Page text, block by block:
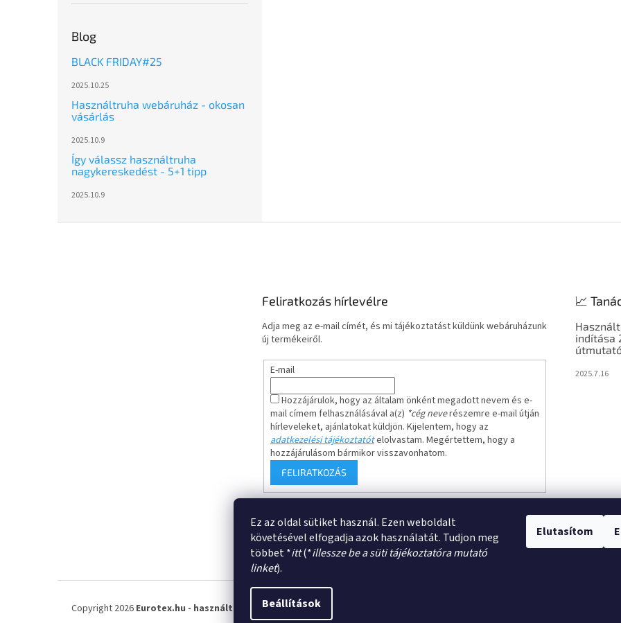
Ez az oldal sütiket használ. Ezen weboldalt
követésével elfogadja azok használatát. Tudjon meg
többet *itt(*illessze be a süti tájékoztatóra mutató
linket).
Beállítások
Elutasítom
Blog
BLACK FRIDAY#25
2025.10.25
Használtruha webáruház - okosan
vásárlás
2025.10.9
Így válassz használtruha
nagykereskedést - 5+1 tipp
2025.10.9
Feliratkozás hírlevélre
Adja meg az e-mail címét, és mi tájékoztatást küldünk webáruházunk
új termékeiről.
E-mail
Hozzájárulok, hogy az általam önként megadott nevem és e-
mail címem felhasználásával a(z) *cég neverészemre e-mail útján
hírleveleket, ajánlatokat küldjön. Kijelentem, hogy az
adatkezelési tájékoztatótelolvastam. Megértettem, hogy a
hozzájárulásom bármikor visszavonhatom.
FELIRATKOZÁS
📈
indítása
2025.7.16
Általános szerződési feltételek(ÁSZF) Adatkezelési Tájékoztató Rendelésem
Copyright 2026 Eurotex.hu - használtruha nagykereskedés